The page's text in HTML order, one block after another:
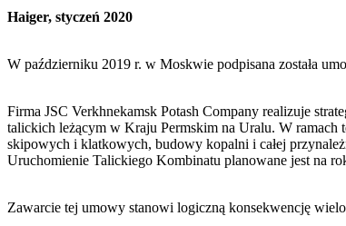
Haiger, styczeń 2020
W październiku 2019 r. w Moskwie podpisana została
Firma JSC Verkhnekamsk Potash Company realizuje
talickich leżącym w Kraju Permskim na Uralu. W
skipowych i klatkowych, budowy kopalni i całej
Uruchomienie Talickiego Kombinatu planowane jest na
Zawarcie tej umowy stanowi logiczną konsekwencję